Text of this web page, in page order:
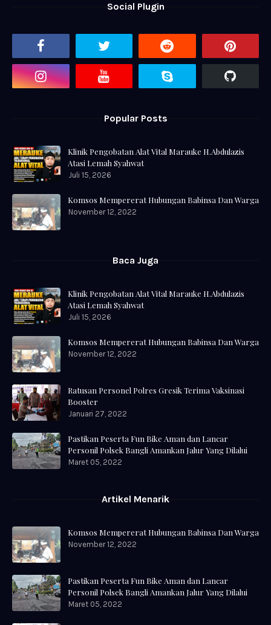
Social Plugin
Popular Posts
Klinik Pengobatan Alat Vital Marauke H.Abdulazis
Atasi Lemah Syahwat
Juli 15, 2026
Komsos Mempererat Hubungan Babinsa Dan Warga
November 12, 2022
Baca Juga
Klinik Pengobatan Alat Vital Marauke H.Abdulazis
Atasi Lemah Syahwat
Juli 15, 2026
Komsos Mempererat Hubungan Babinsa Dan Warga
November 12, 2022
Ratusan Personel Polres Gresik Terima Vaksinasi
Booster
Januari 27, 2022
Pastikan Peserta Fun Bike Aman dan Lancar
Personil Polsek Bangli Amankan Jalur Yang Dilalui
Maret 05, 2022
Artikel Menarik
Komsos Mempererat Hubungan Babinsa Dan Warga
November 12, 2022
Pastikan Peserta Fun Bike Aman dan Lancar
Personil Polsek Bangli Amankan Jalur Yang Dilalui
Maret 05, 2022